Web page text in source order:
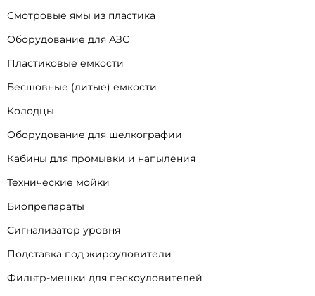
Смотровые ямы из пластика
Оборудование для АЗС
Пластиковые емкости
Бесшовные (литые) емкости
Колодцы
Оборудование для шелкографии
Кабины для промывки и напыления
Технические мойки
Биопрепараты
Сигнализатор уровня
Подставка под жироуловители
Фильтр-мешки для пескоуловителей